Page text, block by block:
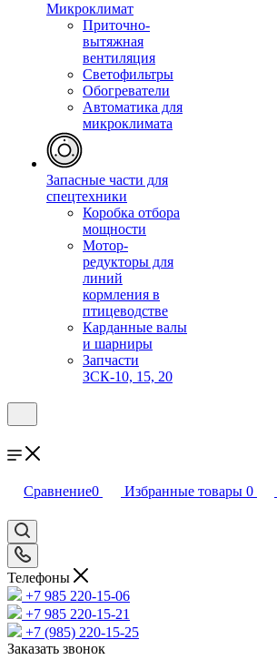
Микроклимат
Приточно-
вытяжная
вентиляция
Светофильтры
Обогреватели
Автоматика для
микроклимата
Запасные части для
спецтехники
Коробка отбора
мощности
Мотор-
редукторы для
линий
кормления в
птицеводстве
Карданные валы
и шарниры
Запчасти
ЗСК-10, 15, 20
Сравнение0 Избранные товары 0
Телефоны
+7 985 220-15-06
+7 985 220-15-21
+7 (985) 220-15-25
Заказать звонок